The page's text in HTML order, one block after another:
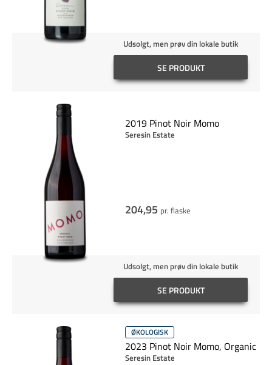
Udsolgt, men prøv din lokale butik
SE PRODUKT
2019 Pinot Noir Momo
Seresin Estate
204,95 pr. flaske
Udsolgt, men prøv din lokale butik
SE PRODUKT
ØKOLOGISK
2023 Pinot Noir Momo, Organic
Seresin Estate